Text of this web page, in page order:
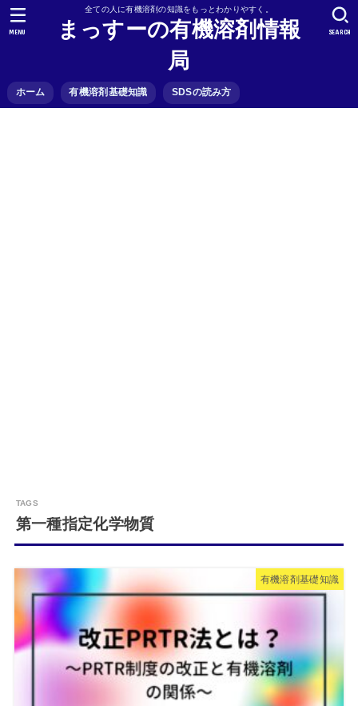
全ての人に有機溶剤の知識をもっとわかりやすく。
まっすーの有機溶剤情報
局
ホーム 有機溶剤基礎知識 SDSの読み方
SEARCH
MENU
第一種指定化学物質
有機溶剤基礎知識